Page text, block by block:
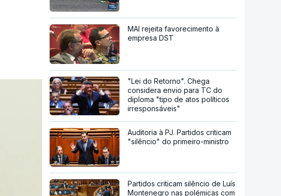
MAI rejeita favorecimento à
empresa DST
"Lei do Retorno". Chega
considera envio para TC do
diploma "tipo de atos políticos
irresponsáveis"
Auditoria à PJ. Partidos criticam
"silêncio" do primeiro-ministro
Partidos criticam silêncio de Luís
Montenegro nas polémicas com